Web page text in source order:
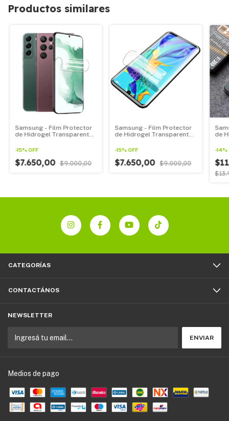
Productos similares
Samsung - Film Protector
de Hidrogel Transparente
linea S
-15%OFF
$7.650,00 $9.000,00
Samsung - Film Protector
de Hidrogel Transparente
Linea A
-15%OFF
$7.650,00 $9.000,00
de
-14%
CATEGORÍAS
CONTACTÁNOS
NEWSLETTER
Medios de pago